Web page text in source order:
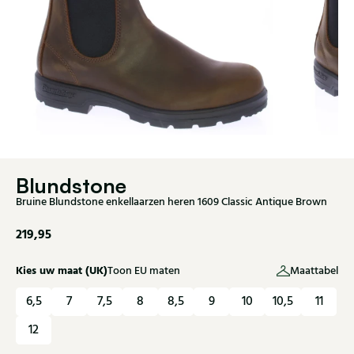
Blundstone
Bruine Blundstone enkellaarzen heren 1609 Classic Antique Brown
219,95
Kies uw maat (UK)Toon EU maten Maattabel
6,5 7 7,5 8 8,5 9 10 10,5
11
12